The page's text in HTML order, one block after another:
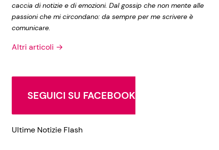
caccia di notizie e di emozioni. Dal gossip che non mente alle
passioni che mi circondano: da sempre per me scrivere è
comunicare.
Altri articoli →
SEGUICI SU FACEBOOK
Ultime Notizie Flash